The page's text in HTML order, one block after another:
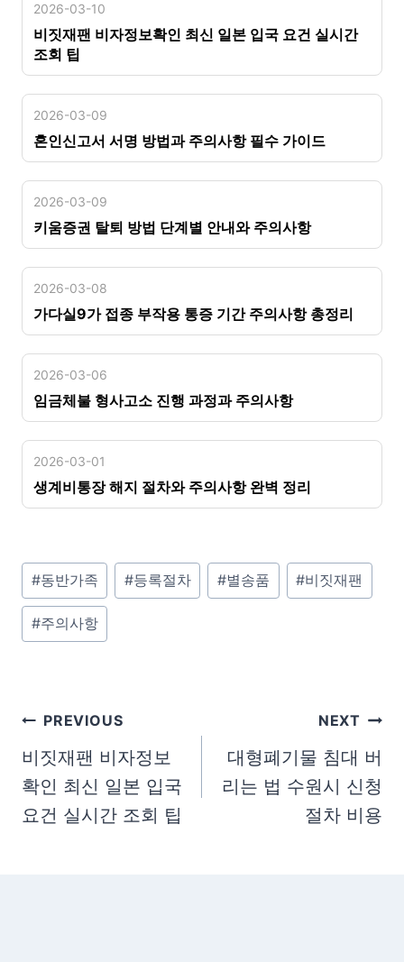
2026-03-10
비짓재팬 비자정보확인 최신 일본 입국 요건 실시간
조회 팁
2026-03-09
혼인신고서 서명 방법과 주의사항 필수 가이드
2026-03-09
키움증권 탈퇴 방법 단계별 안내와 주의사항
2026-03-08
가다실9가 접종 부작용 통증 기간 주의사항 총정리
2026-03-06
임금체불 형사고소 진행 과정과 주의사항
2026-03-01
생계비통장 해지 절차와 주의사항 완벽 정리
P
o
a
#동반가족 #등록절차 #별송품 #비짓재팬
#주의사항
글
탐
색
PREVIOUS
비짓재팬 비자정보
확인 최신 일본 입국
요건 실시간 조회 팁
NEXT
대형폐기물 침대 버
리는 법 수원시 신청
절차 비용